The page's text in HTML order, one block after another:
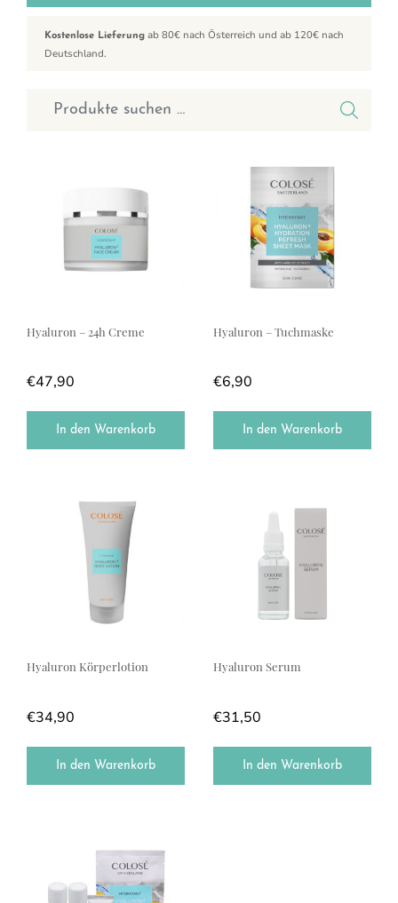
Kostenlose Lieferung ab 80€ nach Österreich und ab 120€ nach
Deutschland.
Suchen nach:
Hyaluron – 24h Creme
€47,90
In den Warenkorb
Hyaluron – Tuchmaske
€6,90
In den Warenkorb
Hyaluron Körperlotion
€34,90
In den Warenkorb
Hyaluron Serum
€31,50
In den Warenkorb